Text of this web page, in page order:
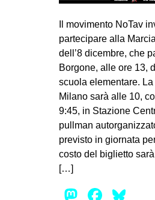
Il movimento NoTav
partecipare alla
dell’8 dicembre, che
Borgone, alle ore 13,
scuola elementare.
Milano sarà alle 10,
9:45, in Stazione
pullman
previsto in giornata per
costo del biglietto
[…]
Mastodon